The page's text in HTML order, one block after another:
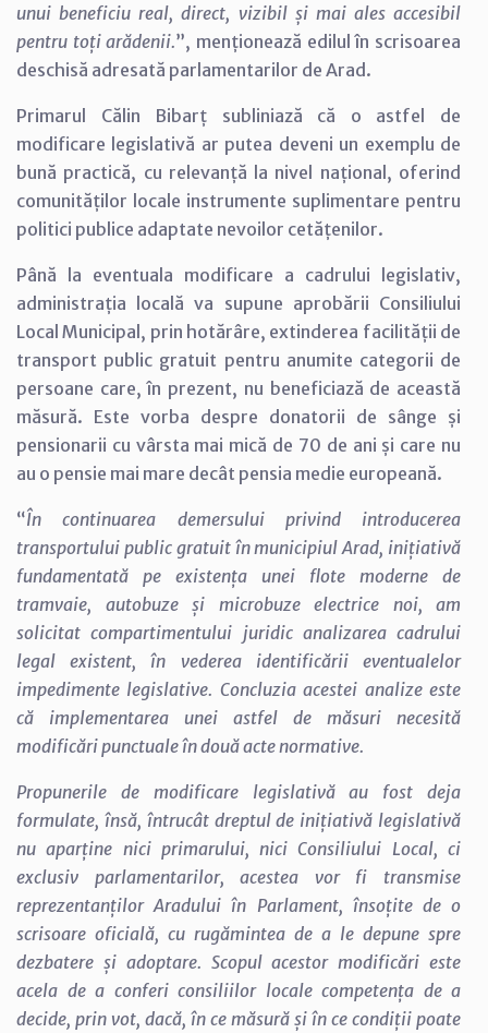
unui beneficiu real, direct, vizibil și mai ales accesibil
pentru toți arădenii.”, menționează edilul în scrisoarea
deschisă adresată parlamentarilor de Arad.
Primarul Călin Bibarț subliniază că o astfel de
modificare legislativă ar putea deveni un exemplu de
bună practică, cu relevanță la nivel național, oferind
comunităților locale instrumente suplimentare pentru
politici publice adaptate nevoilor cetățenilor.
Până la eventuala modificare a cadrului legislativ,
administrația locală va supune aprobării Consiliului
Local Municipal, prin hotărâre, extinderea facilității de
transport public gratuit pentru anumite categorii de
persoane care, în prezent, nu beneficiază de această
măsură. Este vorba despre donatorii de sânge și
pensionarii cu vârsta mai mică de 70 de ani și care nu
au o pensie mai mare decât pensia medie europeană.
“În continuarea demersului privind introducerea
transportului public gratuit în municipiul Arad, inițiativă
fundamentată pe existența unei flote moderne de
tramvaie, autobuze și microbuze electrice noi, am
solicitat compartimentului juridic analizarea cadrului
legal existent, în vederea identificării eventualelor
impedimente legislative. Concluzia acestei analize este
că implementarea unei astfel de măsuri necesită
modificări punctuale în două acte normative.
Propunerile de modificare legislativă au fost deja
formulate, însă, întrucât dreptul de inițiativă legislativă
nu aparține nici primarului, nici Consiliului Local, ci
exclusiv parlamentarilor, acestea vor fi transmise
reprezentanților Aradului în Parlament, însoțite de o
scrisoare oficială, cu rugămintea de a le depune spre
dezbatere și adoptare. Scopul acestor modificări este
acela de a conferi consiliilor locale competența de a
decide, prin vot, dacă, în ce măsură și în ce condiții poate